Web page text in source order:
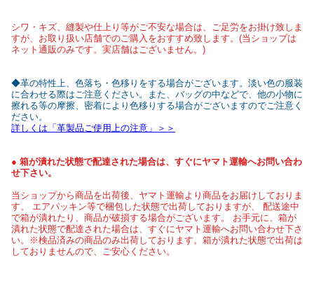
シワ・キズ、縫製や仕上り等がご不安な場合は、ご足労をお掛け致しま
すが、お取り扱い店舗でのご購入をおすすめ致します。(当ショップは
ネット通販のみです。実店舗はございません。)
◆革の特性上、色落ち・色移りをする場合がございます。淡い色の服装
に合わせる際はご注意ください。また、バッグの中などで、他の小物に
擦れる等の摩擦、密着により色移りする場合がございますのでご注意く
ださい。
詳しくは「革製品ご使用上の注意」＞＞
● 箱が潰れた状態で配達された場合は、すぐにヤマト運輸へお問い合わ
せ下さい。
当ショップから商品を出荷後、ヤマト運輸より商品をお届けしておりま
す。 エアパッキン等で梱包した状態で出荷しておりますが、 配送途中
で箱が潰れたり、商品が破損する場合がございます。 お手元に、箱が
潰れた状態で配達された場合は、すぐにヤマト運輸へお問い合わせ下さ
い。※検品済みの商品のみ出荷しております。箱が潰れた状態で出荷は
しておりませんので、ご安心ください。